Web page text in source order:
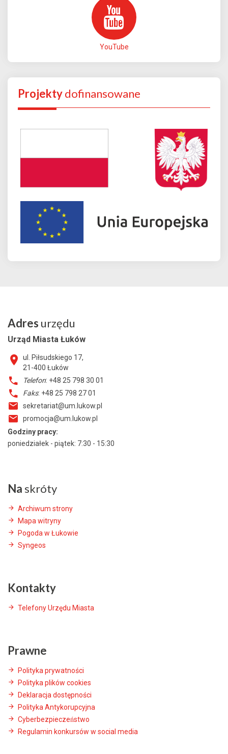
YouTube
Projektydofinansowane
Adres urzędu
Urząd Miasta Łuków
ul. Piłsudskiego 17,
21-400 Łuków
Telefon: +48 25 798 30 01
Faks: +48 25 798 27 01
sekretariat@um.lukow.pl
promocja@um.lukow.pl
Godziny pracy:
poniedziałek - piątek: 7:30 - 15:30
Na skróty
Archiwum strony
Mapa witryny
Pogoda w Łukowie
Syngeos
Kontakty
Telefony Urzędu Miasta
Prawne
Polityka prywatności
Polityka plików cookies
Deklaracja dostępności
Polityka Antykorupcyjna
Cyberbezpieczeństwo
Regulamin konkursów w social media